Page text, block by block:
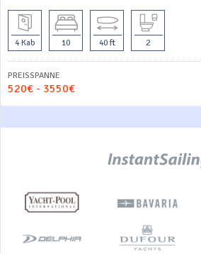
4 Kab 10 40 ft 2
PREISSPANNE
520€ - 3550€